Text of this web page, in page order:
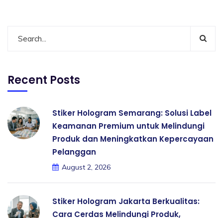
Recent Posts
Stiker Hologram Semarang: Solusi Label
Keamanan Premium untuk Melindungi
Produk dan Meningkatkan Kepercayaan
Pelanggan
August 2, 2026
Stiker Hologram Jakarta Berkualitas:
Cara Cerdas Melindungi Produk,